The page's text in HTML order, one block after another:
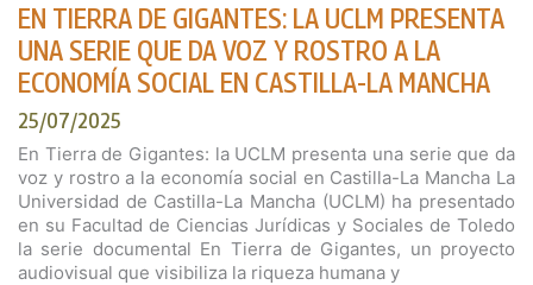
EN TIERRA DE GIGANTES: LA UCLM PRESENTA
UNA SERIE QUE DA VOZ Y ROSTRO A LA
ECONOMÍA SOCIAL EN CASTILLA-LA MANCHA
25/07/2025
En Tierra de Gigantes: la UCLM presenta una serie que da
voz y rostro a la economía social en Castilla-La Mancha La
Universidad de Castilla-La Mancha (UCLM) ha presentado
en su Facultad de Ciencias Jurídicas y Sociales de Toledo
la serie documental En Tierra de Gigantes, un proyecto
audiovisual que visibiliza la riqueza humana y